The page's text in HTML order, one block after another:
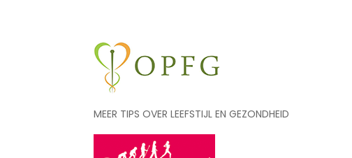
MEER TIPS OVER LEEFSTIJL EN GEZONDHEID